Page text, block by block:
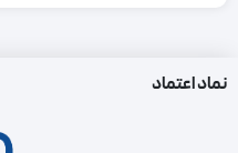
نماد اعتماد